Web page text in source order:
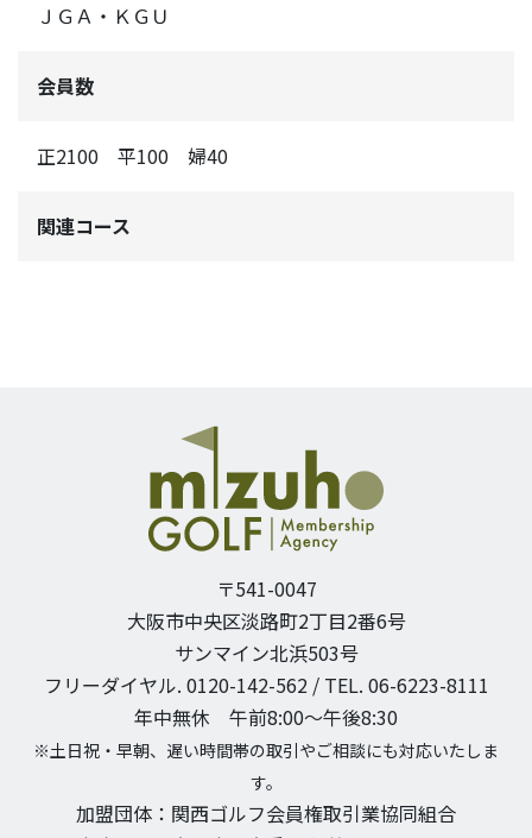
ＪＧＡ・ＫＧＵ
会員数
正2100 平100 婦40
関連コース
〒541-0047
大阪市中央区淡路町2丁目2番6号
サンマイン北浜503号
フリーダイヤル. 0120-142-562 / TEL. 06-6223-8111
年中無休 午前8:00〜午後8:30
※土日祝・早朝、遅い時間帯の取引やご相談にも対応いたしま
す。
加盟団体：関西ゴルフ会員権取引業協同組合